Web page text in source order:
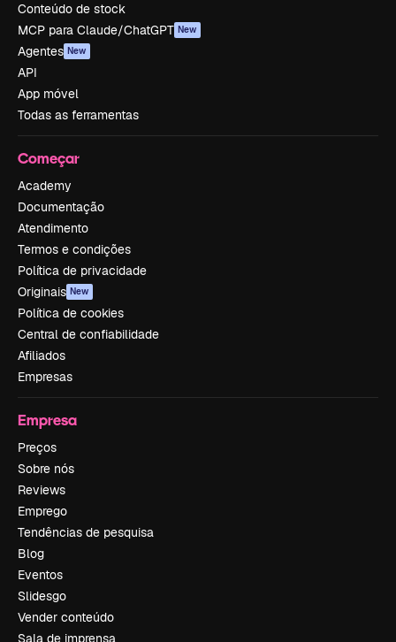
Conteúdo de stock
MCP para Claude/ChatGPT New
Agentes New
API
App móvel
Todas as ferramentas
Começar
Academy
Documentação
Atendimento
Termos e condições
Política de privacidade
Originais New
Política de cookies
Central de confiabilidade
Afiliados
Empresas
Empresa
Preços
Sobre nós
Reviews
Emprego
Tendências de pesquisa
Blog
Eventos
Slidesgo
Vender conteúdo
Sala de imprensa